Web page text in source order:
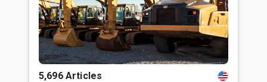
5,696 Articles